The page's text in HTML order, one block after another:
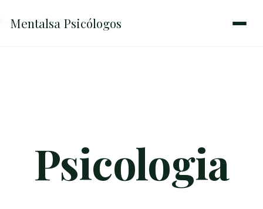
Inicio → Psicologia Positiva
Mentalsa Psicólogos
Psicologia